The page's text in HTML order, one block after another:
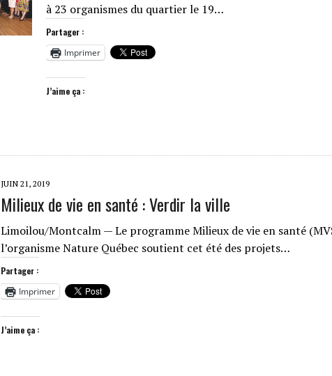
à 23 organismes du quartier le 19…
Partager :
Imprimer
J’aime ça :
JUIN 21, 2019
Milieux de vie en santé : Verdir la ville
Limoilou/Montcalm — Le programme Milieux de vie en santé
l’organisme Nature Québec soutient cet été des projets…
Partager :
Imprimer
J’aime ça :